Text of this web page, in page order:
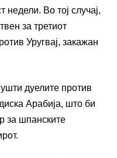
недели. Во тој случај,
за третиот
Уругвај, закажан
дуелите против
Арабија, што би
за шпанските